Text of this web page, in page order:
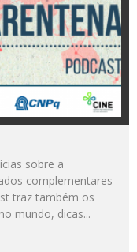
sobre a
complementares
traz também os
mundo, dicas...